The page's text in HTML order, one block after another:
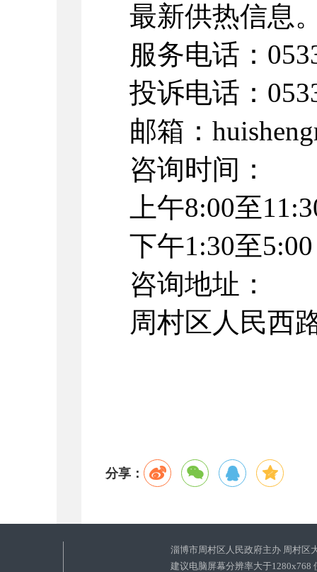
最新供热信
服务电话：
投诉电话：
邮箱：
咨询时间：
上午8:00至
下午1:30至5:00
咨询地址：
周村区人民西
分享：
淄博市周村区人民政府主办 周村区
建议电脑屏幕分辨率大于1280x768